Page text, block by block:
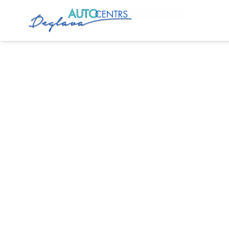
Sākums Pakalpojumi Eļļas Maiņa Ķengaragā